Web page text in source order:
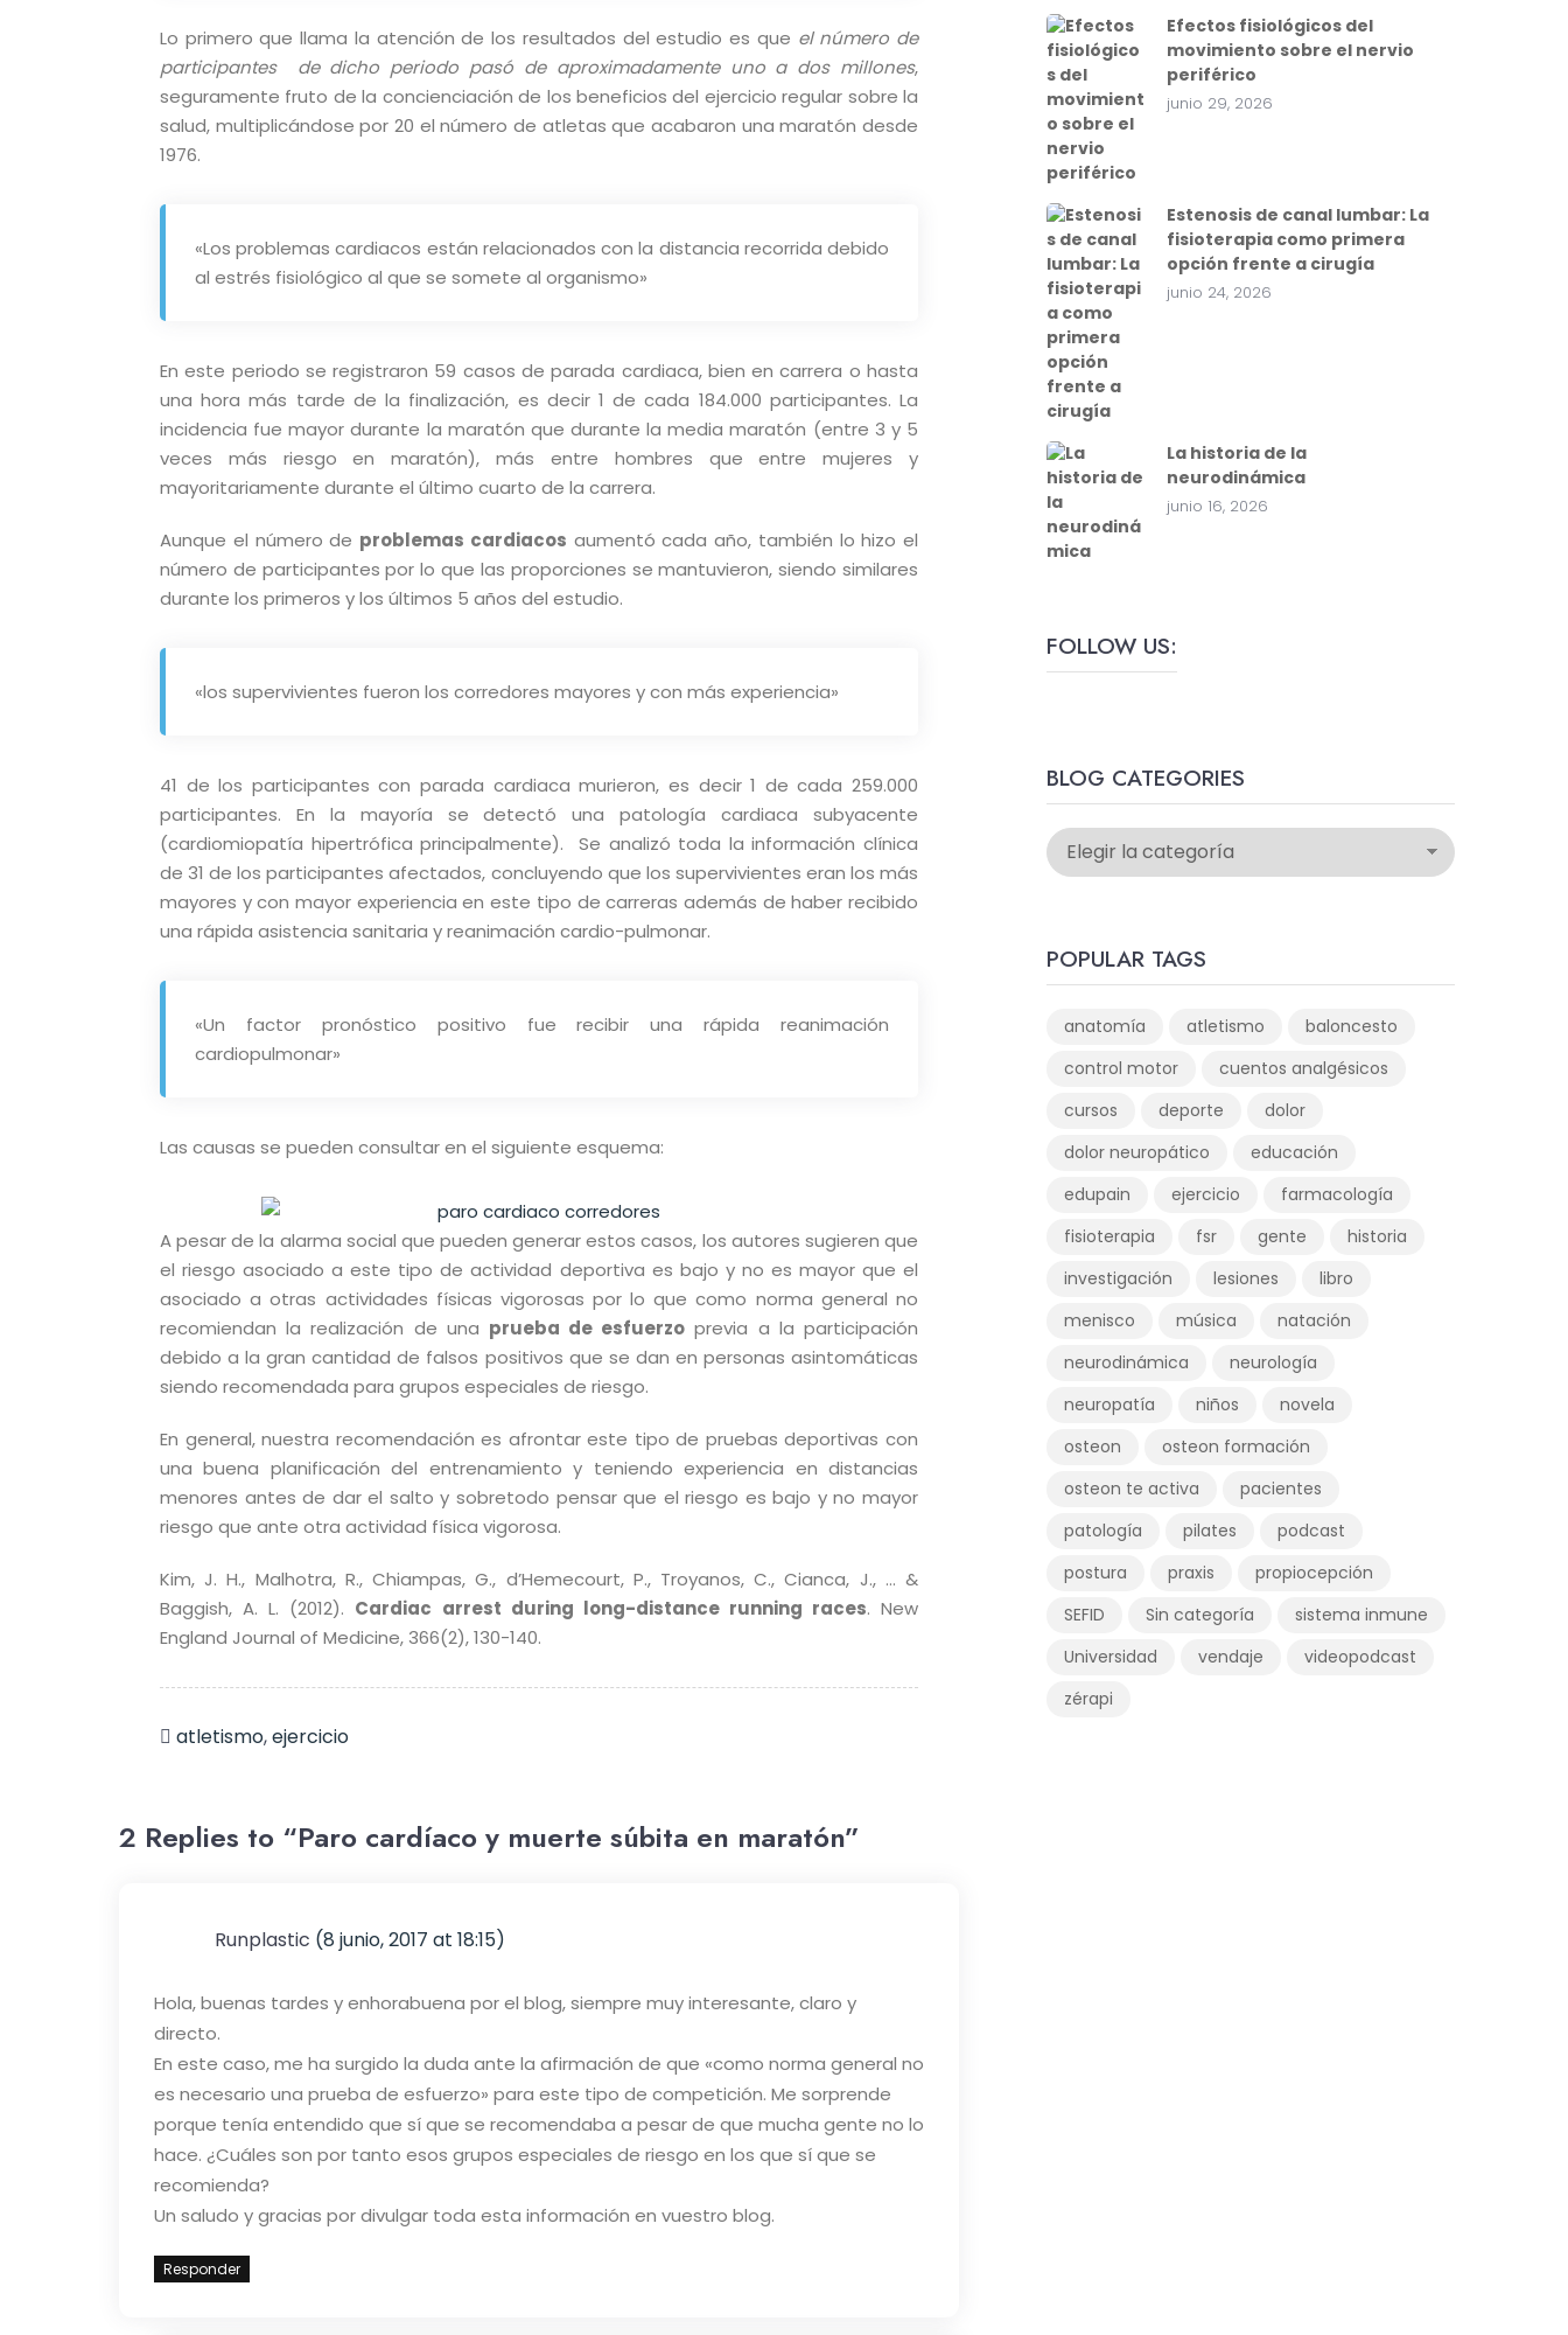
Lo primero que llama la atención de los resultados del estudio es que el número de
participantes
de dicho periodo pasó de aproximadamente uno a dos millones,
seguramente fruto de la concienciación de los beneficios del ejercicio regular sobre la
salud, multiplicándose por 20 el número de atletas que acabaron una maratón desde
1976.
«Los problemas cardiacos están relacionados con la distancia recorrida debido
al estrés fisiológico al que se somete al organismo»
En este periodo se registraron 59 casos de parada cardiaca, bien en carrera o hasta
una hora más tarde de la finalización, es decir 1 de cada 184.000 participantes. La
incidencia fue mayor durante la maratón que durante la media maratón (entre 3 y 5
veces más riesgo en maratón), más entre hombres que entre mujeres y
mayoritariamente durante el último cuarto de la carrera.
Aunque el número de problemas cardiacos aumentó cada año, también lo hizo el
número de participantes por lo que las proporciones se mantuvieron, siendo similares
durante los primeros y los últimos 5 años del estudio.
«los supervivientes fueron los corredores mayores y con más experiencia»
41 de los participantes con parada cardiaca murieron, es decir 1 de cada 259.000
participantes. En la mayoría se detectó una patología cardiaca subyacente
(cardiomiopatía hipertrófica principalmente). Se analizó toda la información clínica
de 31 de los participantes afectados, concluyendo que los supervivientes eran los más
mayores y con mayor experiencia en este tipo de carreras además de haber recibido
una rápida asistencia sanitaria y reanimación cardio-pulmonar.
«Un factor pronóstico positivo fue recibir una rápida reanimación
cardiopulmonar»
Las causas se pueden consultar en el siguiente esquema:
A pesar de la alarma social que pueden generar estos casos, los autores sugieren que
el riesgo asociado a este tipo de actividad deportiva es bajo y no es mayor que el
asociado a otras actividades físicas vigorosas por lo que como norma general no
recomiendan la realización de una prueba de esfuerzo previa a la participación
debido a la gran cantidad de falsos positivos que se dan en personas asintomáticas
siendo recomendada para grupos especiales de riesgo.
En general, nuestra recomendación es afrontar este tipo de pruebas deportivas con
una buena planificación del entrenamiento y teniendo experiencia en distancias
menores antes de dar el salto y sobretodo pensar que el riesgo es bajo y no mayor
riesgo que ante otra actividad física vigorosa.
Kim, J. H., Malhotra, R., Chiampas, G., d’Hemecourt, P., Troyanos, C., Cianca, J., … &
Baggish, A. L. (2012). Cardiac arrest during long-distance running races. New
England Journal of Medicine, 366(2), 130-140.
atletismo,ejercicio
2 Replies to “Paro cardíaco y muerte súbita en maratón”
Runplastic (8 junio, 2017 at 18:15)
Hola, buenas tardes y enhorabuena por el blog, siempre muy interesante, claro y
directo.
En este caso, me ha surgido la duda ante la afirmación de que «como norma general no
es necesario una prueba de esfuerzo» para este tipo de competición. Me sorprende
porque tenía entendido que sí que se recomendaba a pesar de que mucha gente no lo
hace. ¿Cuáles son por tanto esos grupos especiales de riesgo en los que sí que se
recomienda?
Un saludo y gracias por divulgar toda esta información en vuestro blog.
Responder
Efectos fisiológicos del
movimiento sobre el nervio
periférico
junio 29, 2026
Estenosis de canal lumbar: La
fisioterapia como primera
opción frente a cirugía
junio 24, 2026
La historia de la
neurodinámica
junio 16, 2026
FOLLOW US:
BLOG CATEGORIES
POPULAR TAGS
anatomía atletismo
baloncesto
control motor
cuentos analgésicos
cursos
deporte
dolor
dolor neuropático
educación
edupain
ejercicio
farmacología
fisioterapia
fsr gente
historia
investigación
lesiones
libro
menisco
música
natación
neurodinámica
neurología
neuropatía
niños
novela
osteon
osteon formación
osteon te activa
pacientes
patología
pilates
podcast
postura
praxis
propiocepción
SEFID
Sin categoría
sistema inmune
Universidad
vendaje
videopodcast
zérapi